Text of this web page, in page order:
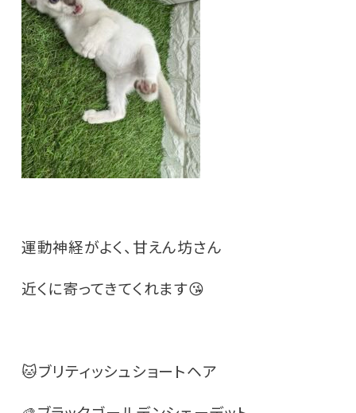
運動神経がよく、甘えん坊さん
近くに寄ってきてくれます😘
🐱ブリティッシュショートヘア